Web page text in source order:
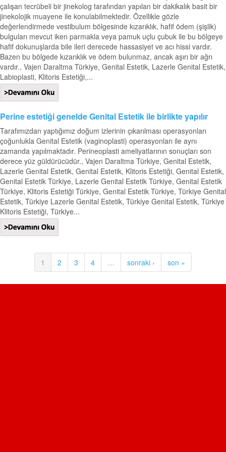
çalışan tecrübeli bir jinekolog tarafından yapılan bir dakikalık basit bir
jinekolojik muayene ile konulabilmektedir. Özellikle gözle
değerlendirmede vestibulum bölgesinde kızarıklık, hafif ödem (şişlik)
bulguları mevcut iken parmakla veya pamuk uçlu çubuk ile bu bölgeye
hafif dokunuşlarda bile ileri derecede hassasiyet ve acı hissi vardır.
Bazen bu bölgede kızarıklık ve ödem bulunmaz, ancak aşırı bir ağrı
vardır., Vajen Daraltma Türkiye, Genital Estetik, Lazerle Genital Estetik,
Labioplasti, Klitoris Estetiği,...
Perine estetiği genelde Genital Estetik ile birlikte yapılır
Tarafımızdan yaptığımız doğum izlerinin çıkarılması operasyonları
çoğunlukla Genital Estetik (vaginoplasti) operasyonları ile aynı
zamanda yapılmaktadır. Perineoplasti ameliyatlarının sonuçları son
derece yüz güldürücüdür., Vajen Daraltma Türkiye, Genital Estetik,
Lazerle Genital Estetik, Genital Estetik, Klitoris Estetiği, Genital Estetik,
Genital Estetik Türkiye, Lazerle Genital Estetik Türkiye, Genital Estetik
Türkiye, Klitoris Estetiği Türkiye, Genital Estetik Türkiye, Türkiye Genital
Estetik, Türkiye Lazerle Genital Estetik, Türkiye Genital Estetik, Türkiye
Klitoris Estetiği, Türkiye...
1 2 3 4 … sonraki › son »